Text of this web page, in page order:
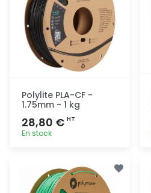
Polylite PLA-CF -
1.75mm - 1 kg
28,80 € HT
En stock
rapide